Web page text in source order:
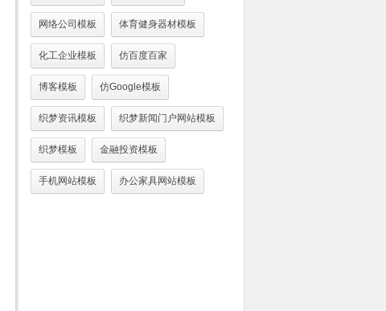
网络公司模板 体育健身器材模板
化工企业模板 仿百度百家
博客模板 仿Google模板
织梦资讯模板 织梦新闻门户网站模板
织梦模板 金融投资模板
手机网站模板 办公家具网站模板